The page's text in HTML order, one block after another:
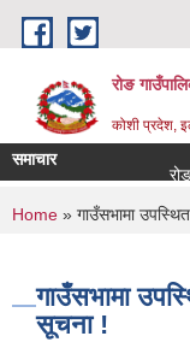
Skip to main content
रोङ
कोशी प्रदेश,
समाचार
रोङ
You are
Home » गाउँसभामा
गाउँसभामा
सूचना !